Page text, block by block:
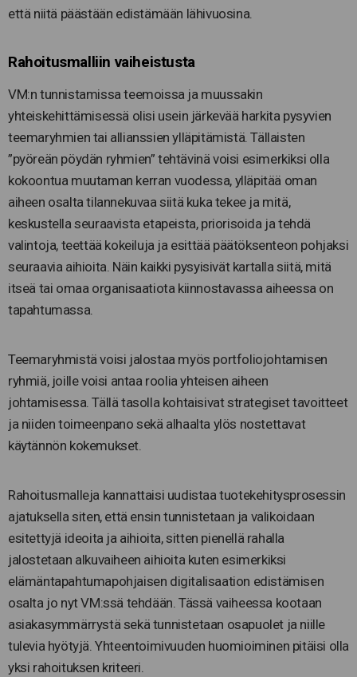
että niitä päästään edistämään lähivuosina.
Rahoitusmalliin vaiheistusta
VM:n tunnistamissa teemoissa ja muussakin
yhteiskehittämisessä olisi usein järkevää harkita pysyvien
teemaryhmien tai allianssien ylläpitämistä. Tällaisten
”pyöreän pöydän ryhmien” tehtävinä voisi esimerkiksi olla
kokoontua muutaman kerran vuodessa, ylläpitää oman
aiheen osalta tilannekuvaa siitä kuka tekee ja mitä,
keskustella seuraavista etapeista, priorisoida ja tehdä
valintoja, teettää kokeiluja ja esittää päätöksenteon pohjaksi
seuraavia aihioita. Näin kaikki pysyisivät kartalla siitä, mitä
itseä tai omaa organisaatiota kiinnostavassa aiheessa on
tapahtumassa.
Teemaryhmistä voisi jalostaa myös portfoliojohtamisen
ryhmiä, joille voisi antaa roolia yhteisen aiheen
johtamisessa. Tällä tasolla kohtaisivat strategiset tavoitteet
ja niiden toimeenpano sekä alhaalta ylös nostettavat
käytännön kokemukset.
Rahoitusmalleja kannattaisi uudistaa tuotekehitysprosessin
ajatuksella siten, että ensin tunnistetaan ja valikoidaan
esitettyjä ideoita ja aihioita, sitten pienellä rahalla
jalostetaan alkuvaiheen aihioita kuten esimerkiksi
elämäntapahtumapohjaisen digitalisaation edistämisen
osalta jo nyt VM:ssä tehdään. Tässä vaiheessa kootaan
asiakasymmärrystä sekä tunnistetaan osapuolet ja niille
tulevia hyötyjä. Yhteentoimivuuden huomioiminen pitäisi olla
yksi rahoituksen kriteeri.